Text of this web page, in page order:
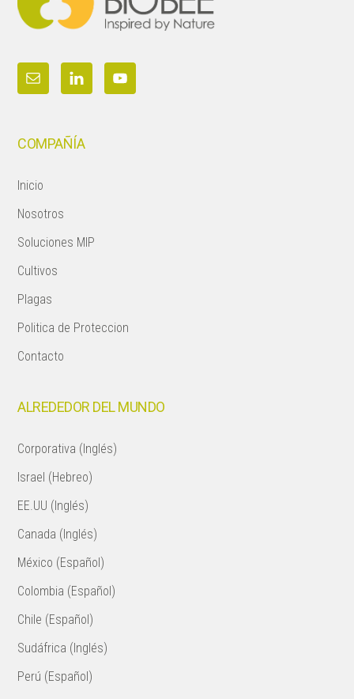
COMPAÑÍA
Inicio
Nosotros
Soluciones MIP
Cultivos
Plagas
Politica de Proteccion
Contacto
ALREDEDOR DEL MUNDO
Corporativa (Inglés)
Israel (Hebreo)
EE.UU (Inglés)
Canada (Inglés)
México (Español)
Colombia (Español)
Chile (Español)
Sudáfrica (Inglés)
Perú (Español)